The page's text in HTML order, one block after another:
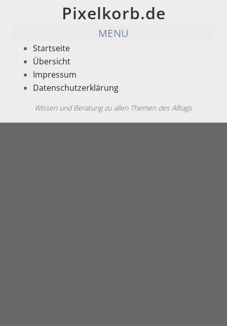
Pixelkorb.de
MENU
Startseite
Übersicht
Impressum
Datenschutzerklärung
Wissen und Beratung zu allen Themen des Alltags